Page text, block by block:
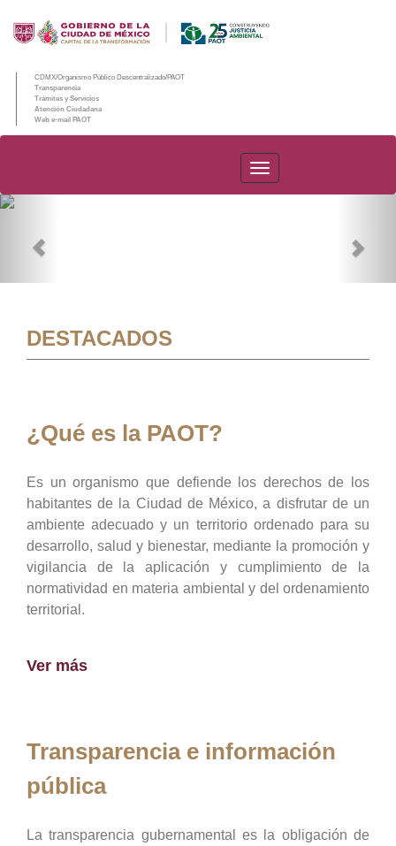
CDMX/Organismo Público Descentralizado/PAOT
Transparencia
Trámites y Servicios
Atención Ciudadana
Web e-mail PAOT
PAOT
DESTACADOS
¿Qué es la PAOT?
Es un organismo que defiende los derechos de los
habitantes de la Ciudad de México, a disfrutar de un
ambiente adecuado y un territorio ordenado para su
desarrollo, salud y bienestar, mediante la promoción y
vigilancia de la aplicación y cumplimiento de la
normatividad en materia ambiental y del ordenamiento
territorial.
Ver más
Transparencia e información
pública
La transparencia gubernamental es la obligación de